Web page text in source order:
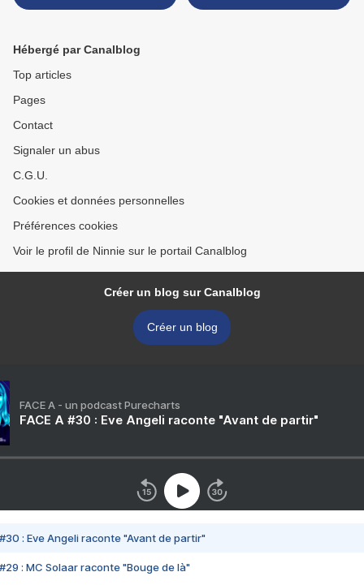
d'enfance >
Hébergé par Canalblog
Top articles
Pages
Contact
Signaler un abus
C.G.U.
Cookies et données personnelles
Préférences cookies
Voir le profil de Ninnie sur le portail Canalblog
Créer un blog sur Canalblog
Créer un blog
FACE A - un podcast Purecharts
FACE A #30 : Eve Angeli raconte "Avant de partir"
#30 : Eve Angeli raconte "Avant de partir"
#29 : MC Solaar raconte "Bouge de là"